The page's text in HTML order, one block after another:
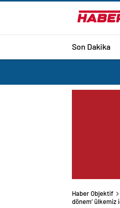
Son Dakika
Haber Objektif
dönem’ ülkemiz